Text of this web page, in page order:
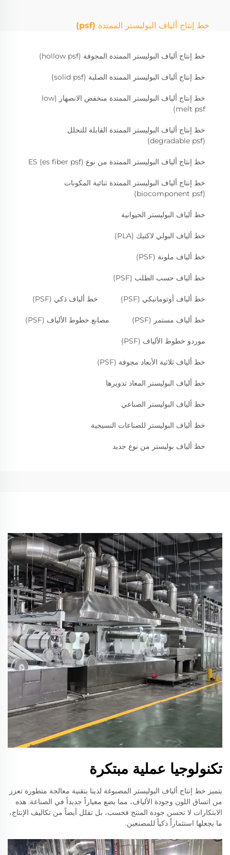
خط إنتاج ألياف البوليستر الممتدة (psf)
خط إنتاج ألياف البوليستر الممتدة المجوفة (hollow psf)
خط إنتاج ألياف البوليستر الممتدة الصلبة (solid psf)
خط إنتاج ألياف البوليستر الممتدة منخفض الانصهار (low
melt psf)
خط إنتاج ألياف البوليستر الممتدة القابلة للتحلل
(degradable psf)
خط إنتاج ألياف البوليستر الممتدة من نوع ES (es fiber psf)
خط إنتاج ألياف البوليستر الممتدة ثنائية المكونات
(biocomponent psf)
خط ألياف البوليستر الحيوانية
خط ألياف البولي لاكتيك (PLA)
خط ألياف ملونة (PSF)
خط ألياف حسب الطلب (PSF)
خط ألياف أوتوماتيكي (PSF) خط ألياف ذكي (PSF)
خط ألياف مستمر (PSF) مصانع خطوط الألياف (PSF)
موردو خطوط الألياف (PSF)
خط ألياف ثلاثية الأبعاد مجوفة (PSF)
خط ألياف البوليستر المعاد تدويرها
خط ألياف البوليستر الصناعي
خط ألياف البوليستر للصناعات النسيجية
خط ألياف بوليستر من نوع جديد
تكنولوجيا عملية مبتكرة
يتميز خط إنتاج ألياف البوليستر المصبوغة لدينا بتقنية معالجة متطورة تعزز
من اتساق اللون وجودة الألياف، مما يضع معياراً جديداً في الصناعة. هذه
الابتكارات لا تحسن جودة المنتج فحسب، بل تقلل أيضاً من تكاليف الإنتاج،
ما يجعلها استثماراً ذكياً للمصنعين.